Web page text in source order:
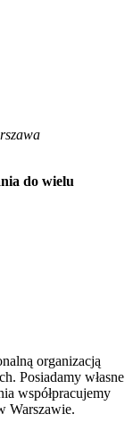
do wielu
organizacją
Posiadamy własne
współpracujemy
Warszawie.